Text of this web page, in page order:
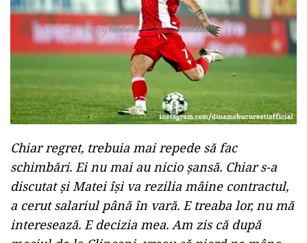
Chiar regret, trebuia mai repede să fac
schimbări. Ei nu mai au nicio șansă. Chiar s-a
discutat și Matei își va rezilia mâine contractul,
a cerut salariul până în vară. E treaba lor, nu mă
interesează. E decizia mea. Am zis că după